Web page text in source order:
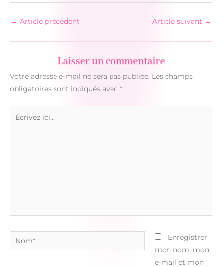
← Article précédent Article suivant →
Laisser un commentaire
Votre adresse e-mail ne sera pas publiée. Les champs
obligatoires sont indiqués avec *
Nom*
Enregistrer
mon nom, mon
e-mail et mon